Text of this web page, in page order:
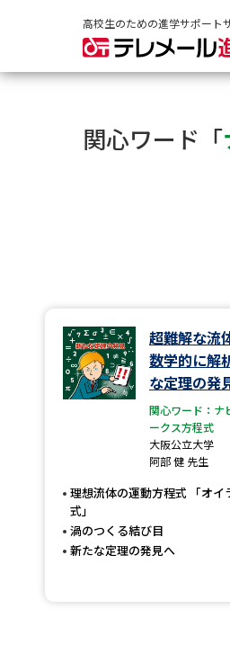
高校生のための進学サポート
関心ワード「
超難解な流
数学的に解
な定理の発
関心ワード：ナ
ークス方程式
大阪公立大学
阿部 健 先生
理想流体の運動方程式 「オイ
式」
渦のつくる結び目
新たな定理の発見へ